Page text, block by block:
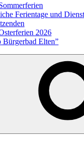
Ferientage und
2026
Bürgerbad Elten”